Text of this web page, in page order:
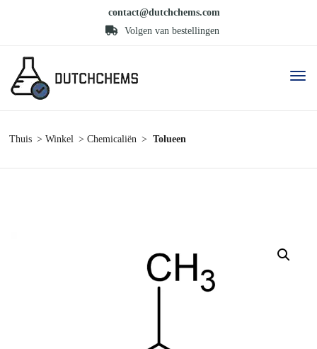
contact@dutchchems.com
Volgen van bestellingen
Thuis Winkel Chemicaliën Tolueen